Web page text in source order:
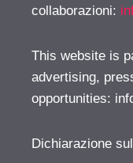
collaborazioni:
This website is
advertising,
opportunities:
Dichiarazione